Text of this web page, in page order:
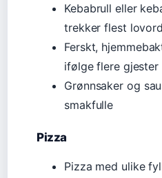
Kebabrull eller
trekker flest lovord
Ferskt,
ifølge flere gjester
Grønnsaker og
smakfulle
Pizza
Pizza med ulike